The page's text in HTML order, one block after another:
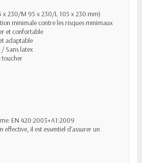
x 230/M 95 x 230/L 105 x 230 mm)
minimale contre les risques minimaux
et confortable
adaptable
/ Sans latex
toucher
EN 420:2003+A1:2009
effective, il est essentiel d'assurer un